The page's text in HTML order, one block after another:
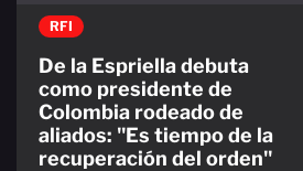
RFI
De la Espriella debuta
como presidente de
Colombia rodeado de
aliados: "Es tiempo de la
recuperación del orden"